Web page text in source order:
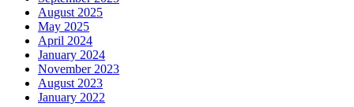
August 2025
May 2025
April 2024
January 2024
November 2023
August 2023
January 2022